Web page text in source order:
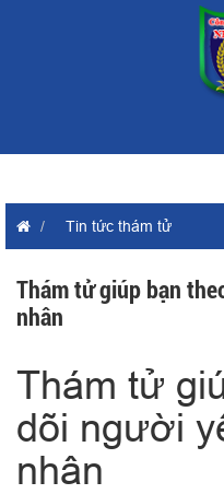
Tin tức thám tử
Thám tử giúp bạn
nhân
Thám tử
dõi người
nhân